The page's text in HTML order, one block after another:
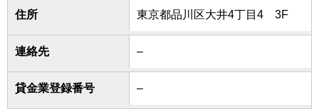
住所 東京都品川区大井4丁目4 3F
連絡先 –
貸金業登録番号 –